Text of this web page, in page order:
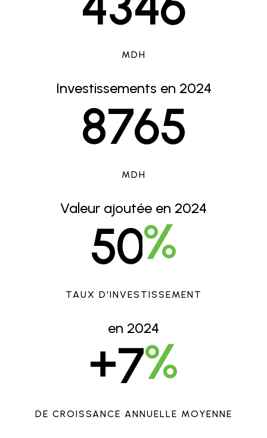
MDH
Investissements en 2024
8765
MDH
Valeur ajoutée en 2024
50%
TAUX D'INVESTISSEMENT
en 2024
+7%
DE CROISSANCE ANNUELLE MOYENNE